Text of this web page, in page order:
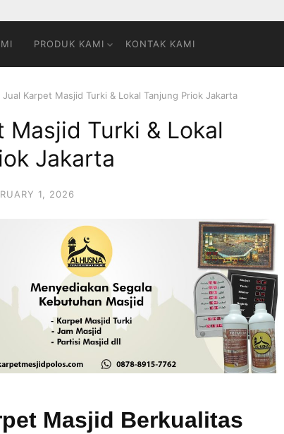
PRODUK KAMI KONTAK KAMI
Jual Karpet Masjid Turki & Lokal Tanjung Priok Jakarta
Masjid Turki & Lokal
Jakarta
1, 2026
Masjid Berkualitas